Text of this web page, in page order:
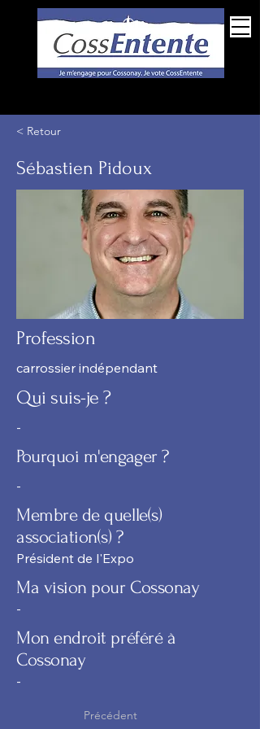
Espace membres
< Retour
Sébastien Pidoux
Profession
carrossier indépendant
Qui suis-je ?
-
Pourquoi m'engager ?
-
Membre de quelle(s)
association(s) ?
Président de l'Expo
Ma vision pour Cossonay
-
Mon endroit préféré à
Cossonay
-
Précédent